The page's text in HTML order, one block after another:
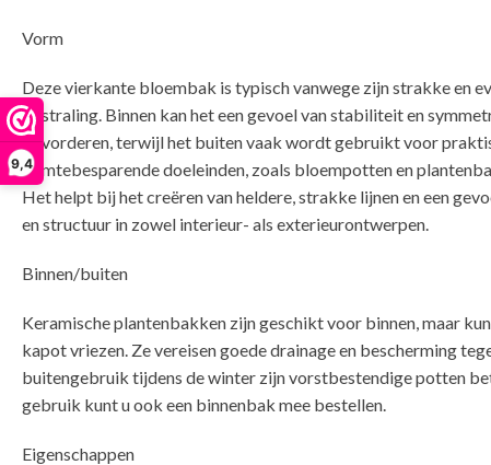
9,4
Vorm
Deze vierkante bloembak is typisch vanwege zijn strakke en
uitstraling. Binnen kan het een gevoel van stabiliteit en
bevorderen, terwijl het buiten vaak wordt gebruikt voor
ruimtebesparende doeleinden, zoals bloempotten en
Het helpt bij het creëren van heldere, strakke lijnen en een
en structuur in zowel interieur- als exterieurontwerpen.
Binnen/buiten
Keramische plantenbakken zijn geschikt voor binnen, maar
kapot vriezen. Ze vereisen goede drainage en bescherming
buitengebruik tijdens de winter zijn vorstbestendige potten
gebruik kunt u ook een binnenbak mee bestellen.
Eigenschappen